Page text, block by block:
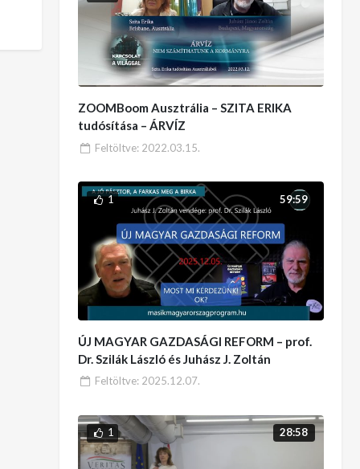
ZOOMBoom Ausztrália – SZITA ERIKA
tudósítása – ÁRVÍZ
Feltöltve: 2022.03.15.
59:59
1
ÚJ MAGYAR GAZDASÁGI REFORM – prof.
Dr. Szilák László és Juhász J. Zoltán
Feltöltve: 2025.12.07.
28:58
1